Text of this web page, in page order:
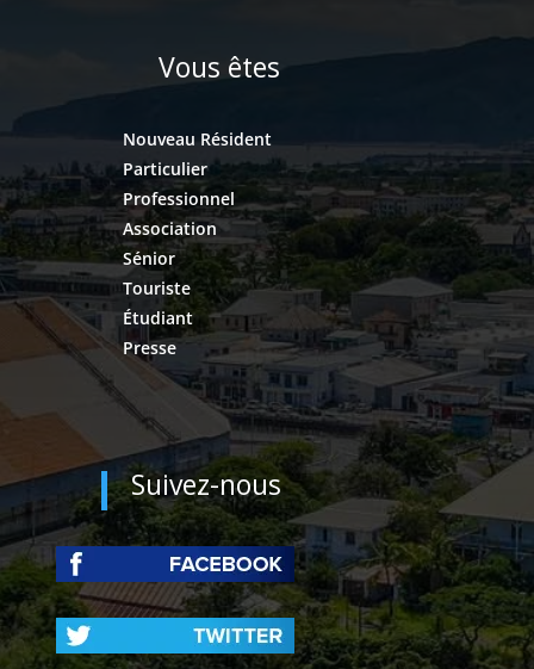
Vous êtes
Nouveau Résident
Particulier
Professionnel
Association
Sénior
Touriste
Étudiant
Presse
Suivez-nous